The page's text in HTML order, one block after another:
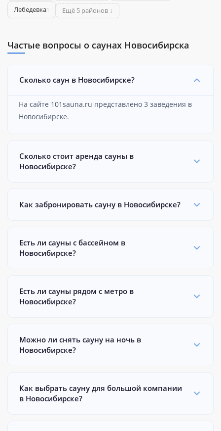
Лебедевка1 Ещё 5 районов ↓
Частые вопросы о саунах Новосибирска
Сколько саун в Новосибирске?
На сайте 101sauna.ru представлено 3 заведения в
Новосибирске.
Сколько стоит аренда сауны в
Новосибирске?
Как забронировать сауну в Новосибирске?
Есть ли сауны с бассейном в
Новосибирске?
Есть ли сауны рядом с метро в
Новосибирске?
Можно ли снять сауну на ночь в
Новосибирске?
Как выбрать сауну для большой компании
в Новосибирске?